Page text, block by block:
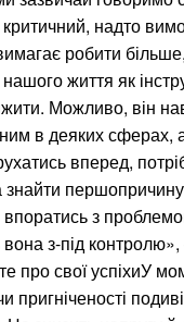
надто
робити
життя як
Можливо, він
в деяких сферах,
вперед,
знайти
з
вона з-під
про свої успіхиУ
пригніченості